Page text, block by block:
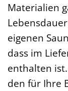
Materialien
eigenen
dass im
enthalten
den für Ihre